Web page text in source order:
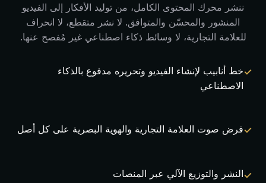
ننشر محرك المحتوى الكامل، من توليد الأفكار إلى الفيديو
المنشور والمحسّن والمتوافق. لا نشر متقطع، لا انحراف
للعلامة التجارية، لا وسائط ذكاء اصطناعي غير مُفصح عنها.
خط أنابيب لإنشاء الفيديو وتحريره مدفوع بالذكاء
الاصطناعي
فرض صوت العلامة التجارية والهوية البصرية على كل أصل
النشر والتوزيع الآلي عبر المنصات